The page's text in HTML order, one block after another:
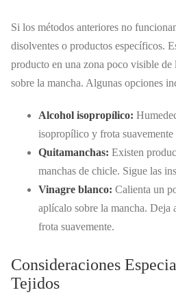
Si los métodos anteriores no
disolventes o productos específicos.
producto en una zona poco visible de
sobre la mancha. Algunas opciones
Alcohol isopropílico:
isopropílico y frota suavemente
Quitamanchas: Existen
manchas de chicle. Sigue las
Vinagre blanco: Calienta un
aplícalo sobre la mancha. Deja
frota suavemente.
Consideraciones
Tejidos